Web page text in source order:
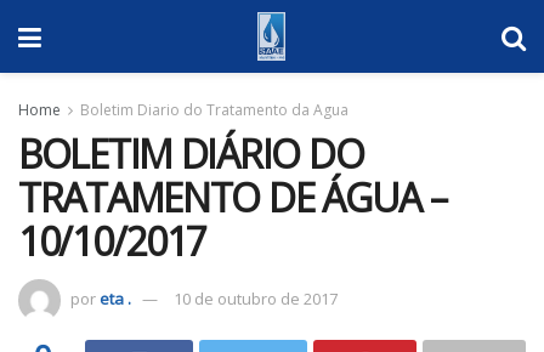
Home Boletim Diario do Tratamento da Agua
BOLETIM DIÁRIO DO
TRATAMENTO DE ÁGUA –
10/10/2017
poreta . 10 de outubro de 2017